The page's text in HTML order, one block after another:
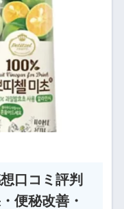
口コミ評判
便秘改善・